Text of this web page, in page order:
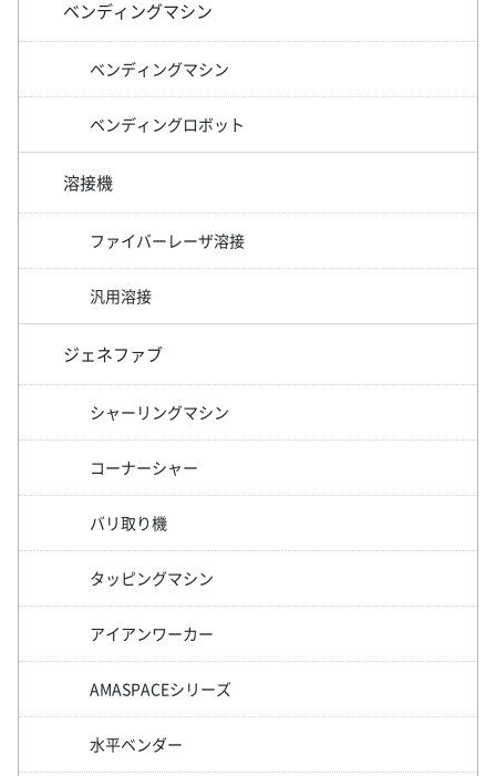
ベンディングマシン
ベンディングマシン
ベンディングロボット
溶接機
ファイバーレーザ溶接
汎用溶接
ジェネファブ
シャーリングマシン
コーナーシャー
バリ取り機
タッピングマシン
アイアンワーカー
AMASPACEシリーズ
水平ベンダー